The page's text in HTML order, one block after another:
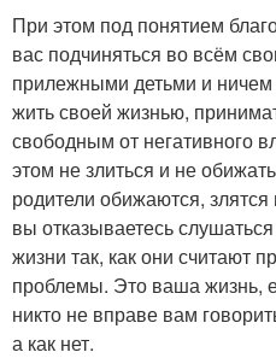
При этом под понятием
вас подчиняться во всём
прилежными детьми и
жить своей жизнью,
свободным от негативного
этом не злиться и не
родители обижаются,
вы отказываетесь
жизни так, как они считают
проблемы. Это ваша жизнь,
никто не вправе вам
а как нет.